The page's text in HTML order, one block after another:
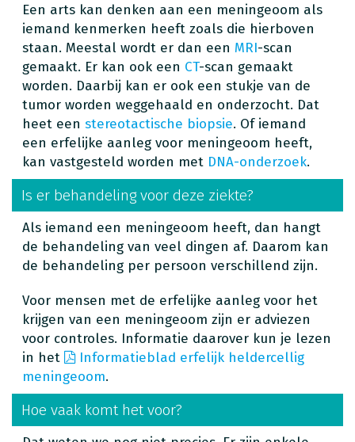
Een arts kan denken aan een meningeoom als
iemand kenmerken heeft zoals die hierboven
staan. Meestal wordt er dan een MRI-scan
gemaakt. Er kan ook een CT-scan gemaakt
worden. Daarbij kan er ook een stukje van de
tumor worden weggehaald en onderzocht. Dat
heet een stereotactische biopsie. Of iemand
een erfelijke aanleg voor meningeoom heeft,
kan vastgesteld worden met DNA-onderzoek.
Is er behandeling voor deze ziekte?
Als iemand een meningeoom heeft, dan hangt
de behandeling van veel dingen af. Daarom kan
de behandeling per persoon verschillend zijn.
Voor mensen met de erfelijke aanleg voor het
krijgen van een meningeoom zijn er adviezen
voor controles. Informatie daarover kun je lezen
in het
Informatieblad erfelijk heldercellig
meningeoom.
Hoe vaak komt het voor?